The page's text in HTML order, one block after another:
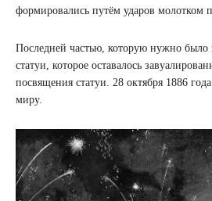
формировались путём ударов молотком
Последней частью, которую нужно
статуи, которое оставалось
посвящения статуи. 28 октября 1886
миру.